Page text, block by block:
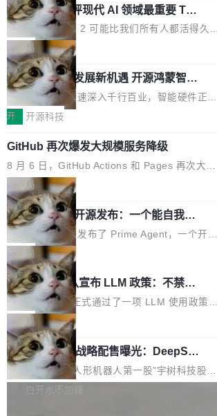
功率段机身尺寸十分紧凑的1600W电源产品。小
巧机身有效提升市面主流标准A...
业化营销服务的需求从未如此迫切。 但市场扩容
的同时,服务商的竞争逻辑正在改变。2026年Top
Agency年度合辑的观察指出,“产品”这个离消费
者最近的载体,在整个品牌营销层面的权重显著变
高了。全域营销服务商的竞争正在从规模转向深
度,案例厚度、全域覆盖、多线协同...
n 这条推文引发了广泛讨论。他不是在说风凉
话，他是说出了一个圈内人尽皆知但很少公开捅
破的事实。 Jordan 随后补充了一句软化声明：
「我不认为这些会议上大部分论文都在过度宣传
或造假。问题是，作为读者，如果你筛选出那些
看起来最令人兴奋的论文，那它们大部分都是过
度宣传的。」 这才是真正的痛点。不是所有论文
都有问题，是最吸引眼球的那批论文最有问题。
他引用的帖子来自 Mathew Shen，一位 ICLR 2
026 的读者：「看了篇 ...
xAI 前工程师评现代 AI 领域最重要 Top
3 开源项目
Flash Attention 2 可能比我们所有人都活得久。
这句话不是来自某个技术博客，而是出自 Hieu
Pham 的一条推文。Hieu Pham 是谁？他是 xAI
的早期工程师之一，在 Grok 训练基础设施团队
工作过。近日他在 X 上发了一条帖子，列出了他
认为现代 AI 领域最重要的三个开源项目。 第一
理由很具体。FA 系列不需要解释，但 FA2 是他
认为最重要的一个——复杂度恰到好处，刚好能
驱动你去学 CuTe，但还没被那些"邪恶的" Hopp
er++ 优化所淹没，足够容易修改和适配。 更关
键的是 FA2 的持久性...
局
共商智能硬件发展新机遇 开源鸿蒙智能
硬件开发者日杭州站即将举行
随着万物智联加速深入千行百业，智能硬件正从
单点设备迈向智能化、网联化、协同化发展。作
鸿蒙通过统一技术底座和分布式能力，为不同类
型智能设备的开发、连接与互联提供关键支撑，
也为产业链企业探索产品创新与商业增长打开新
的空间。 8月14日，开源鸿蒙智能硬件开发者日
（OHDD：OpenHarmony Hardware Develope
r Day）将在杭州启航。活动面向智能硬件产业
链企业和开发者，邀请行业专家与资深技术顾
问，围绕开源鸿蒙技术能力、设备适配、芯片适
配、功耗与稳定性调优、兼容性测评及统一互联
等内容展开系统讲解和实战交流，帮助企业进一
步了解开源鸿蒙在智能...
开 开源科技
GitHub 再次爆发大规模服务降级
8 月 6 日，GitHub Actions 和 Pages 再次大规
模服务降级，Actions 完全不可用超过 5 小时，
webhook 停发，连自托管 runner 也因调度层故
障无法工作。Pages、Copilot code review、C
opilot coding agent 全部受影响。从检测到完全
恢复，大约 12 小时。 这是 2026 年 8 月的第六
起事故，其中四起与 AI/Copilot 服务相关。 Git
Hub 员工 kdaigle 在 HN 讨论中贴出了一组数
据：2025 年全年 10 亿次 commit。现在，每周
2.75 亿次，全年预计 140 亿次。GitHub...
局
Prime Agent 开源发布：一个能自我改
进的编程 Agent，ARC-AGI 3 超越人类
专家基线
Prime Intellect 发布了 Prime Agent，一个开源
的编程 Agent Harness，核心设计围绕两个抽
象：Recursive Language Model（RLM）和 C
ontinual Harness。在 ARC-AGI 3 基准测试
上，Prime Agent + Opus 5 的组合达到了 95.
5% RHAE Best@1，超过了 ARC 报告的人类专
家基线 95.4%。 不是又一个 coding agent 包装
器 Prime Agent 的架构和市面上大多数 coding
agent 有本质区别。大多数 agent harness 的设
计是基于早期模型的能力—...
局
Rust 项目团队宣布 LLM 政策：不禁
止，但你要承认哪些代码不是你写的
Rust 语言项目正式通过了一项 LLM 使用政策，
覆盖 rust-lang/rust 单一仓库的代码贡献。这不
是项目级别的官方立场，目前由五个团队采纳，
但它可能是主流开源项目中关于 AI 辅助贡献最
细致的一份规则。 政策的核心只有一句话：LLM
可以用来分析、提炼、审阅、建议，但不能用来
局
宇树科技 IPO 战略配售曝光：DeepSe
ek 获配 93.3 万股，锁定 36 个月
8月6日晚间，“人形机器人第一股”宇树科技股份
有限公司披露IPO发行价格及战略配售结果，杭
白开水不加糖